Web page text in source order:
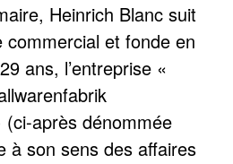
Heinrich Blanc suit
commercial et fonde en
ans, l’entreprise «
après dénommée
à son sens des affaires